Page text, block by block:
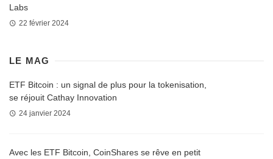
Labs
22 février 2024
LE MAG
ETF Bitcoin : un signal de plus pour la tokenisation,
se réjouit Cathay Innovation
24 janvier 2024
Avec les ETF Bitcoin, CoinShares se rêve en petit